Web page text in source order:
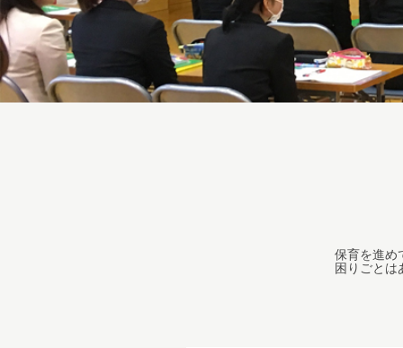
保育を進め
困りごとは